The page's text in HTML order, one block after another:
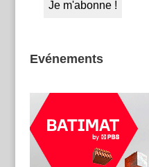
Evénements